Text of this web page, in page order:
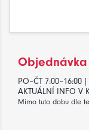
PO–ČT 7:00–16:00
AKTUÁLNÍ INFO V
Mimo tuto dobu dle